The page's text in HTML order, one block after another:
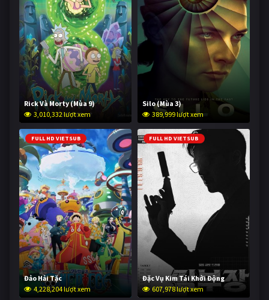
Rick Và Morty (Mùa 9)
3,010,332 lượt xem
Silo (Mùa 3)
389,999 lượt xem
FULL HD VIETSUB
Đảo Hải Tặc
4,228,204 lượt xem
FULL HD VIETSUB
Đặc Vụ Kim Tái Khởi Động
607,978 lượt xem